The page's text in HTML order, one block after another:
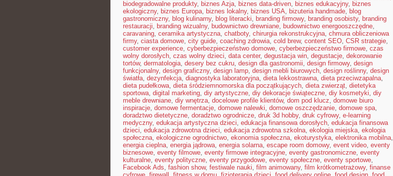
biodegradowalne produkty, biznes Azja, biznes data-driven, biznes edukacyjny, biznes
ekologiczny, biznes Europa, biznes lokalny, biznes USA, bizuteria handmade, blog
gastronomiczny, blog kulinarny, blog literacki, branding firmowy, branding osobisty, branding
restauracji, branding wizualny, budownictwo drewniane, budownictwo energooszczędne,
caravaning, ceramika artystyczna, chatboty, chirurgia rekonstrukcyjna, chmura obliczeniowa
firmy, ciasta domowe, city guide, coaching zdrowia, cold brew, content SEO, CSR strategie,
customer experience, cyberbezpieczeństwo domowe, cyberbezpieczeństwo firmowe, czas
wolny dorosłych, czas wolny dzieci, data center, degustacja win, degustacje, dekorowanie
tortów, dermatologia, desery bez cukru, design dla gastronomii, design firmowy, design
funkcjonalny, design graficzny, design lamp, design mebli biurowych, design roślinny, design
światła, dezynfekcja, diagnostyka laboratoryjna, dieta lekkostrawna, dieta przeciwzapalna,
dieta pudełkowa, dieta śródziemnomorska dla początkujących, dieta zwierząt, dietetyka
sportowa, digital marketing, diy artystyczne, diy dekoracje świąteczne, diy kosmetyki, diy
meble drewniane, diy wnętrza, docelowe profile klientów, dom pod klucz, domowe biuro
inspiracje, domowe fermentacje, domowe nalewki, domowe oszczędzanie, domowe spa,
doradztwo dietetyczne, doradztwo ogrodnicze, druk 3d hobby, druk cyfrowy, e-learning
medyczny, edukacja artystyczna dzieci, edukacja finansowa dorosłych, edukacja finansowa
dzieci, edukacja zdrowotna dzieci, edukacja zdrowotna szkolna, ekologia miejska, ekologia
społeczna, ekologiczne ogrodnictwo, ekonomia społeczna, ekoturystyka, elektronika mobilna,
energia cieplna, energia jądrowa, energia solarna, escape room domowy, event video, eventy
biznesowe, eventy filmowe, eventy firmowe integracyjne, eventy gastronomiczne, eventy
kulturalne, eventy polityczne, eventy przygodowe, eventy społeczne, eventy sportowe,
Facebook Ads, fashion show, festiwale nauki, film animowany, film krótkometrażowy, finanse